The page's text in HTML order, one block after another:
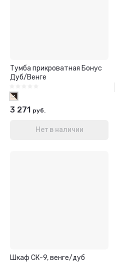
Тумба прикроватная Бонус
Дуб/Венге
3 271 руб.
Нет в наличии
Шкаф СК-9, венге/дуб